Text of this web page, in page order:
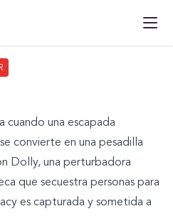
cuando una escapada
convierte en una pesadilla
Dolly, una perturbadora
que secuestra personas para
es capturada y sometida a